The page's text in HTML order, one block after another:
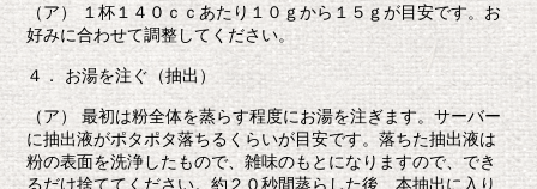
（ア） １杯１４０ｃｃあたり１０ｇから１５ｇが目安です。お
好みに合わせて調整してください。
４． お湯を注ぐ（抽出）
（ア） 最初は粉全体を蒸らす程度にお湯を注ぎます。サーバー
に抽出液がポタポタ落ちるくらいが目安です。落ちた抽出液は
粉の表面を洗浄したもので、雑味のもとになりますので、でき